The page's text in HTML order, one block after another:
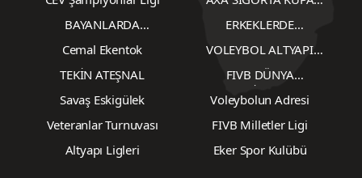
BAYANLARDA
TRANSFERLER
ERKEKLERDE
Cemal Ekentok
VOLEYBOL ALTYAPI
KARŞILAŞMALARI
TEKİN ATEŞNAL
FIVB DÜNYA
ŞAMPİYONASI
Savaş Eskigülek
Voleybolun Adresi
Veteranlar Turnuvası
FIVB Milletler Ligi
Altyapı Ligleri
Eker Spor Kulübü